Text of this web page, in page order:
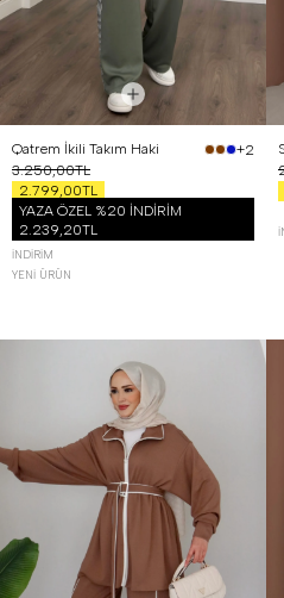
Qatrem İkili Takım Haki
+2
3.250,00TL
2.799,00TL
YAZA ÖZEL %20 İNDİRİM
2.239,20TL
İNDIRIM
YENI ÜRÜN